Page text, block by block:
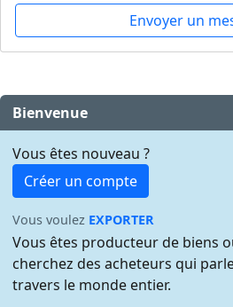
Envoyer un
Bienvenue
Vous êtes nouveau ?
Créer un compte
Vous voulez EXPORTER
Vous êtes producteur de biens
cherchez des acheteurs qui
travers le monde entier.